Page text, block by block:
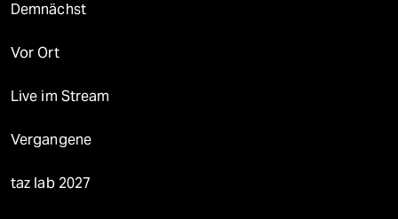
Demnächst
Vor Ort
Live im Stream
Vergangene
taz lab 2027